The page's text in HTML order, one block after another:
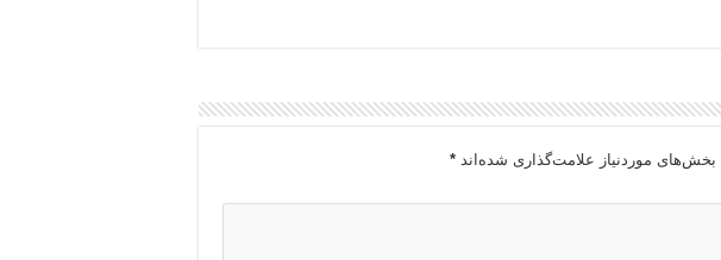
بخش‌های موردنیاز علامت‌گذاری شده‌اند *